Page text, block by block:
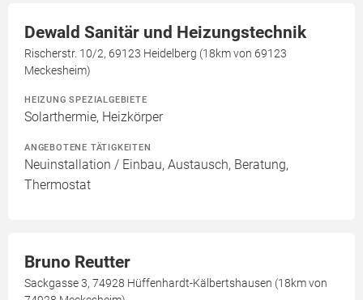
Dewald Sanitär und Heizungstechnik
Rischerstr. 10/2, 69123 Heidelberg (18km von 69123
Meckesheim)
HEIZUNG SPEZIALGEBIETE
Solarthermie, Heizkörper
ANGEBOTENE TÄTIGKEITEN
Neuinstallation / Einbau, Austausch, Beratung,
Thermostat
Bruno Reutter
Sackgasse 3, 74928 Hüffenhardt-Kälbertshausen (18km von